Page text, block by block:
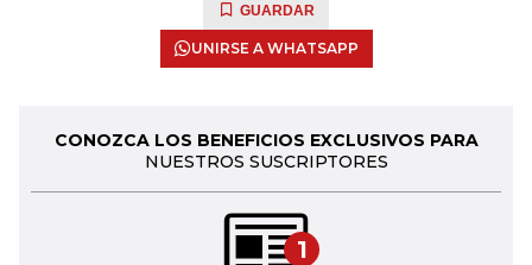
GUARDAR
UNIRSE A WHATSAPP
CONOZCA LOS BENEFICIOS EXCLUSIVOS PARA
NUESTROS SUSCRIPTORES
1